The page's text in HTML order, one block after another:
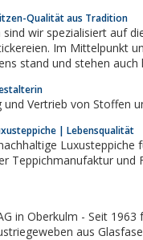
Qualität aus Tradition
sind wir spezialisiert auf
Im Mittelpunkt
stand und stehen auch
und Vertrieb von
| Lebensqualität
Luxusteppiche
Teppichmanufaktur und
in Oberkulm - Seit 1963
aus